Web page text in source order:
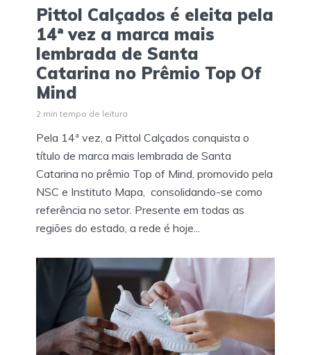
Pittol Calçados é eleita pela
14ª vez a marca mais
lembrada de Santa
Catarina no Prêmio Top Of
Mind
2 min tempo de leitura
Pela 14ª vez, a Pittol Calçados conquista o
título de marca mais lembrada de Santa
Catarina no prêmio Top of Mind, promovido pela
NSC e Instituto Mapa, consolidando-se como
referência no setor. Presente em todas as
regiões do estado, a rede é hoje...